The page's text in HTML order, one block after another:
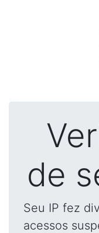
de
Seu IP fez
acessos